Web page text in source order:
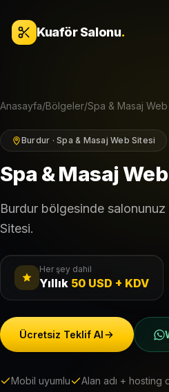
Kuaför Salonu.
Anasayfa/Bölgeler/Spa & Masaj
Burdur · Spa & Masaj Web Sitesi
Spa & Masaj
Burdur bölgesinde
Sitesi.
Her şey dahil
Yıllık 50 USD + KDV
Ücretsiz Teklif Al
Mobil uyumlu Alan adı + hosting